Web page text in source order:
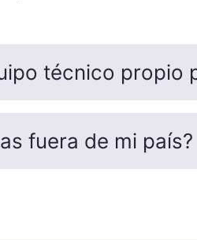
técnico
fuera de mi país?